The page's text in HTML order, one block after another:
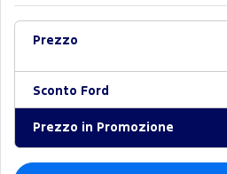
Prezzo
Sconto Ford
Prezzo in Promozione